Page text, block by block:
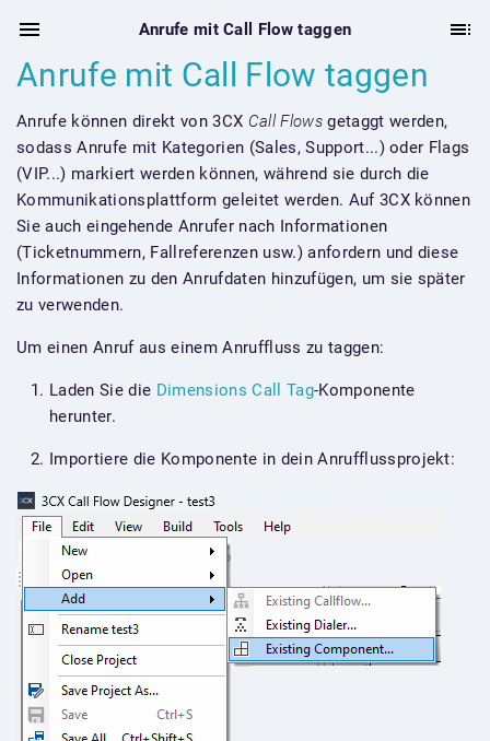
Anrufe mit Call Flow taggen
Anrufe mit Call Flow taggen
Anrufe können direkt von 3CX Call Flowsgetaggt werden,
sodass Anrufe mit Kategorien (Sales, Support...) oder Flags
(VIP...) markiert werden können, während sie durch die
Kommunikationsplattform geleitet werden. Auf 3CX können
Sie auch eingehende Anrufer nach Informationen
(Ticketnummern, Fallreferenzen usw.) anfordern und diese
Informationen zu den Anrufdaten hinzufügen, um sie später
zu verwenden.
Um einen Anruf aus einem Anruffluss zu taggen:
Laden Sie die Dimensions Call Tag-Komponente
herunter.
Importiere die Komponente in dein Anrufflussprojekt: